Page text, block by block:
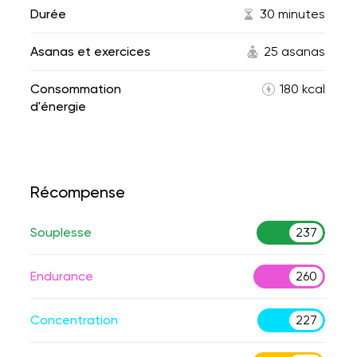
Durée 30 minutes
Asanas et exercices 25 asanas
Consommation
d'énergie
180 kcal
Récompense
Souplesse 237
Endurance 260
Concentration 227